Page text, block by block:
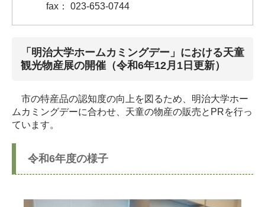
fax： 023-653-0744
「明治大学ホームカミングデー」における天童
観光物産展の開催（令和6年12月1日更新）
市の特産品の認知度の向上を図るため、明治大学ホー
ムカミングデーに合わせ、天童の物産の販売とPRを行っ
ています。
令和6年度の様子